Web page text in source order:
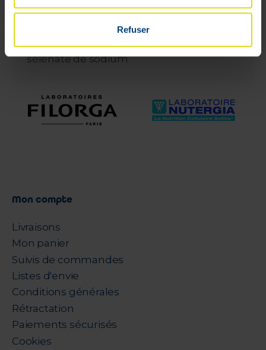
Refuser
carnitine, sulfate de zinc, nucléotides,
sulfate de cuivre, B. lactis, sulfate de
manganèse, iodure de potassium,
sélénate de sodium
Mon compte
Livraisons
Mon panier
Suivis de commandes
Listes d'envie
Conditions générales
Rétractation
Paiements sécurisés
Cookies